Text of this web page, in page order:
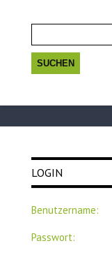
nach:
LOGIN
Benutzername:
Passwort: